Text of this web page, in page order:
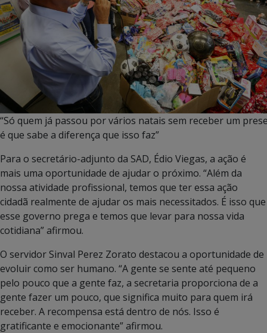
“Só quem já passou por vários natais sem receber um
é que sabe a diferença que isso faz”
Para o secretário-adjunto da SAD, Édio Viegas, a ação é
mais uma oportunidade de ajudar o próximo. “Além da
nossa atividade profissional, temos que ter essa ação
cidadã realmente de ajudar os mais necessitados. É isso que
esse governo prega e temos que levar para nossa vida
cotidiana” afirmou.
O servidor Sinval Perez Zorato destacou a oportunidade de
evoluir como ser humano. “A gente se sente até pequeno
pelo pouco que a gente faz, a secretaria proporciona de a
gente fazer um pouco, que significa muito para quem irá
receber. A recompensa está dentro de nós. Isso é
gratificante e emocionante” afirmou.